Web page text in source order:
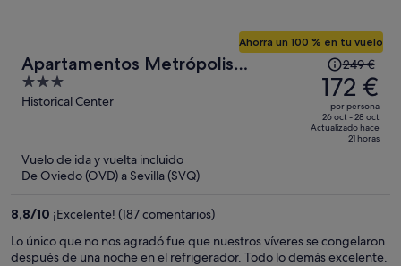
Apartamentos Metrópolis
Sevilla
3
out
Historical Center
Ahorra un 100 % en tu vuelo
El
precio
era
de
249 €,
persona
249 €
172 €
por persona
26 oct - 28 oct
Actualizado hace
21 horas
Vuelo de ida y vuelta incluido
De Oviedo (OVD) a Sevilla (SVQ)
8,8/10 ¡Excelente! (187 comentarios)
Lo único que no nos agradó fue que nuestros víveres se congelaron
después de una noche en el refrigerador. Todo lo demás excelente.